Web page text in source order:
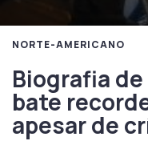
NORTE-AMERICANO
Biografia
bate
apesar de